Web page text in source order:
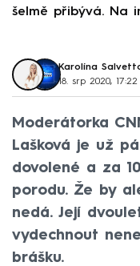
šelmě přibývá. Na
Karolína
18. srp 2020, 17:22
Moderátorka
Lašková je už
dovolené a za
porodu. Že by
nedá. Její
vydechnout
brášku.